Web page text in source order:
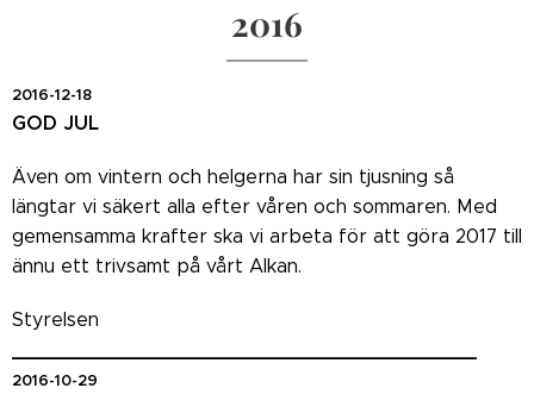
2016
2016-12-18
GOD JUL
Även om vintern och helgerna har sin tjusning så
längtar vi säkert alla efter våren och sommaren. Med
gemensamma krafter ska vi arbeta för att göra 2017 till
ännu ett trivsamt på vårt Alkan.
Styrelsen
2016-10-29